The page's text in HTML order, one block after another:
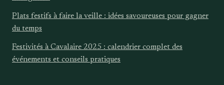
Plats festifs à faire la veille : idées savoureuses pour gagner
du temps
Festivités à Cavalaire 2025 : calendrier complet des
événements et conseils pratiques